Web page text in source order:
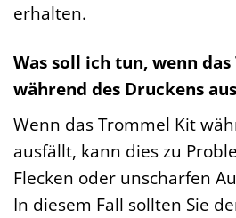
erhalten.
Was soll ich tun, wenn
während des Druckens
Wenn das Trommel Kit
ausfällt, kann dies zu
Flecken oder unscharfen
In diesem Fall sollten Sie